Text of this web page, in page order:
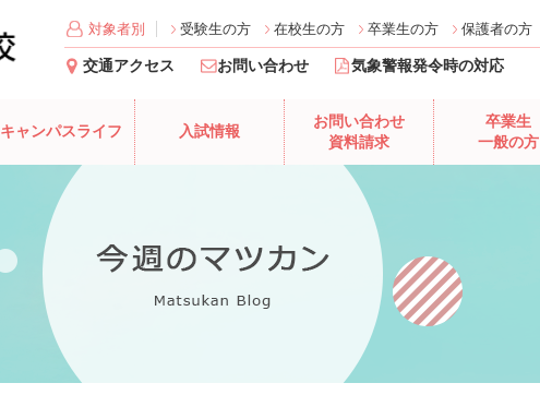
対象者別 受験生の方 在校生の方 卒業生の方 保護者の方
交通アクセス お問い合わせ 気象警報発令時の対応
キャンパスライフ 入試情報
お問い合わせ
資料請求
卒業生
一般の方